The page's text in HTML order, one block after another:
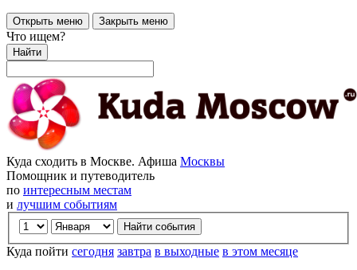
Открыть меню Закрыть меню
Что ищем?
Найти
Куда сходить в Москве. Афиша Москвы
Помощник и путеводитель
по интересным местам
и лучшим событиям
Куда пойти сегодня завтра в выходные в этом месяце